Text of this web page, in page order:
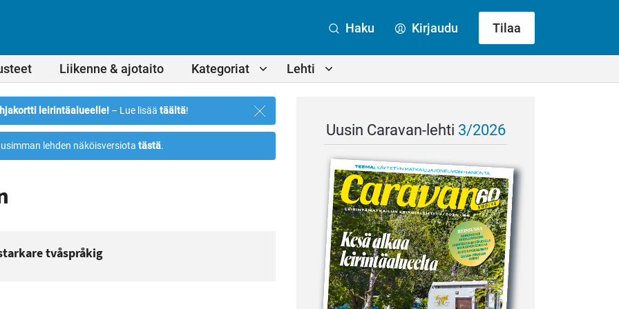
Liikenne & ajotaito Kategoriat Lehti
Haku Kirjaudu Tilaa
leirintäalueelle! – Lue lisää täältä!
Sulje
ilmoitus
lehden näköisversiota tästä.
tvåspråkig
Uusin Caravan-lehti 3/2026